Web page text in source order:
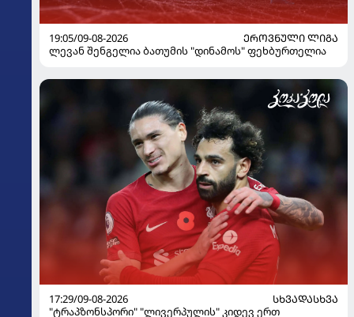
19:05/09-08-2026
ᲔᲠᲝᲕᲜᲣᲚᲘ ᲚᲘᲒᲐ
ლევან შენგელია ბათუმის "დინამოს" ფეხბურთელია
17:29/09-08-2026
ᲡᲮᲕᲐᲓᲐᲡᲮᲕᲐ
"ტრაპზონსპორი" "ლივერპულის" კიდევ ერთ